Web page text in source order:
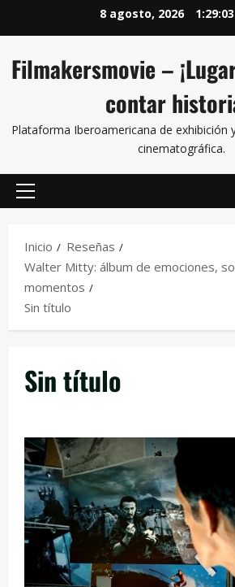
8 agosto, 2026
Filmakersmovie –
contar
Plataforma Iberoamericana de exhibición
cinematográfica.
Inicio
Reseñas
Walter Mitty: álbum de emociones,
momentos
Sin título
Sin título